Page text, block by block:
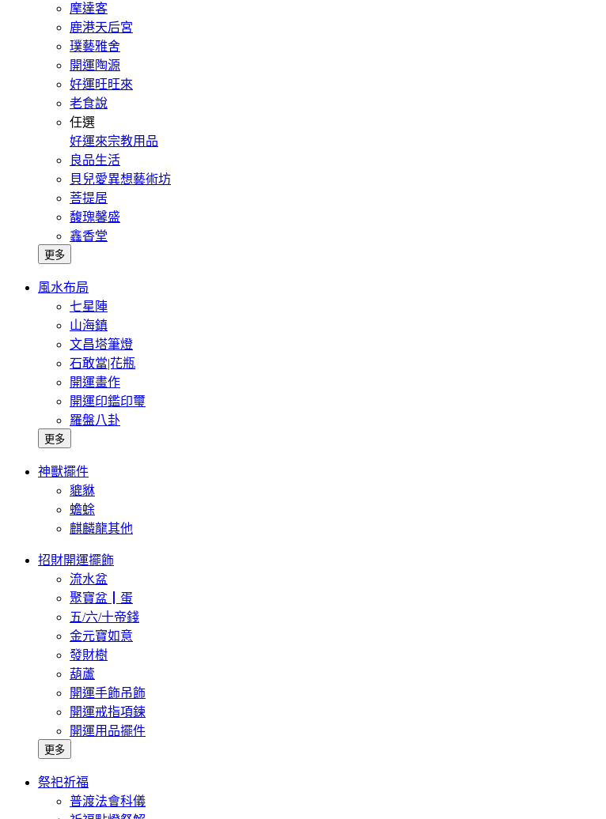
摩達客
鹿港天后宮
璞藝雅舍
開運陶源
好運旺旺來
老食說
任選
好運來宗教用品
良品生活
貝兒愛異想藝術坊
菩提居
馥瑰馨盛
鑫香堂
更多
風水布局
七星陣
山海鎮
文昌塔筆燈
石敢當|花瓶
開運畫作
開運印鑑印璽
羅盤八卦
更多
神獸擺件
貔貅
蟾蜍
麒麟龍其他
招財開運擺飾
流水盆
聚寶盆┃蛋
五/六/十帝錢
金元寶如意
發財樹
葫蘆
開運手飾吊飾
開運戒指項鍊
開運用品擺件
更多
祭祀祈福
普渡法會科儀